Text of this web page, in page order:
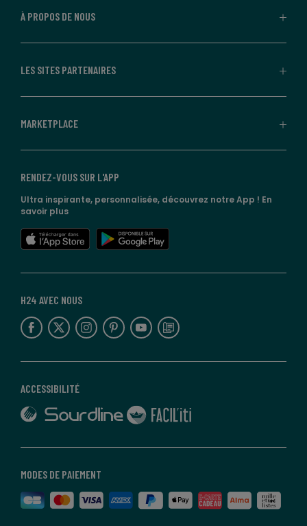
À PROPOS DE NOUS
LES SITES PARTENAIRES
MARKETPLACE
MODES DE PAIEMENT
ACCESSIBILITÉ
lien vers Sourdline
lien vers Faciliti
H24 AVEC NOUS
lien vers l'espace réseaux sociaux lien vers l'espace réseaux sociaux lien vers l'espace réseaux sociaux lien vers l'espace réseaux sociaux lien vers l'espace réseaux sociaux lien vers le blog la redoute
RENDEZ-VOUS SUR L'APP
Ultra inspirante, personnalisée, découvrez notre App ! En
savoir plus
lien vers l'app store
lien vers google play